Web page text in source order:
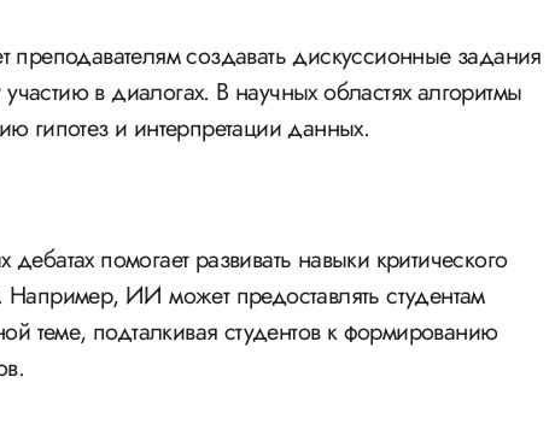
создавать дискуссионные задания
участию в диалогах. В научных областях алгоритмы
гипотез и интерпретации данных.
помогает развивать навыки критического
ИИ может предоставлять студентам
теме, подталкивая студентов к формированию